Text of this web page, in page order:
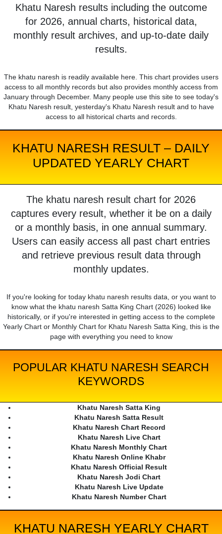
Khatu Naresh results including the outcome
for 2026, annual charts, historical data,
monthly result archives, and up-to-date daily
results.
The khatu naresh is readily available here. This chart provides users
access to all monthly records but also provides monthly access from
January through December. Many people use this site to see today's
Khatu Naresh result, yesterday's Khatu Naresh result and to have
access to all historical charts and records.
KHATU NARESH RESULT – DAILY
UPDATED YEARLY CHART
The khatu naresh result chart for 2026
captures every result, whether it be on a daily
or a monthly basis, in one annual summary.
Users can easily access all past chart entries
and retrieve previous result data through
monthly updates.
If you're looking for today khatu naresh results data, or you want to
know what the khatu naresh Satta King Chart (2026) looked like
historically, or if you're interested in getting access to the complete
Yearly Chart or Monthly Chart for Khatu Naresh Satta King, this is the
page with everything you need to know
POPULAR KHATU NARESH SEARCH
KEYWORDS
Khatu Naresh Satta King
Khatu Naresh Satta Result
Khatu Naresh Chart Record
Khatu Naresh Live Chart
Khatu Naresh Monthly Chart
Khatu Naresh Online Khabr
Khatu Naresh Official Result
Khatu Naresh Jodi Chart
Khatu Naresh Live Update
Khatu Naresh Number Chart
KHATU NARESH YEARLY CHART